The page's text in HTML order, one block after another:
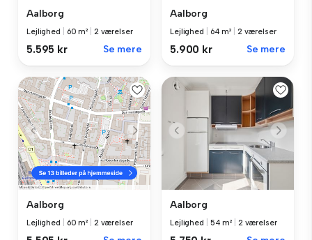
Aalborg
Lejlighed 60 m² 2 værelser
5.595 kr Se mere
Aalborg
Lejlighed 64 m² 2 værelser
5.900 kr Se mere
Aalborg
Lejlighed 60 m² 2 værelser
Aalborg
Lejlighed 54 m² 2 værelser